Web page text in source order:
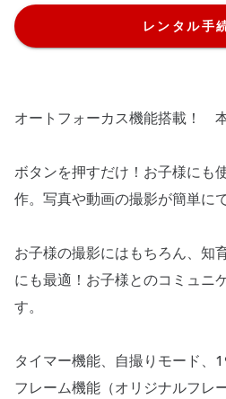
レンタル手
オートフォーカス機能搭載！
ボタンを押すだけ！お子様にも
作。写真や動画の撮影が簡単に
お子様の撮影にはもちろん、知
にも最適！お子様とのコミュニ
す。
タイマー機能、自撮りモード、
フレーム機能（オリジナルフレ